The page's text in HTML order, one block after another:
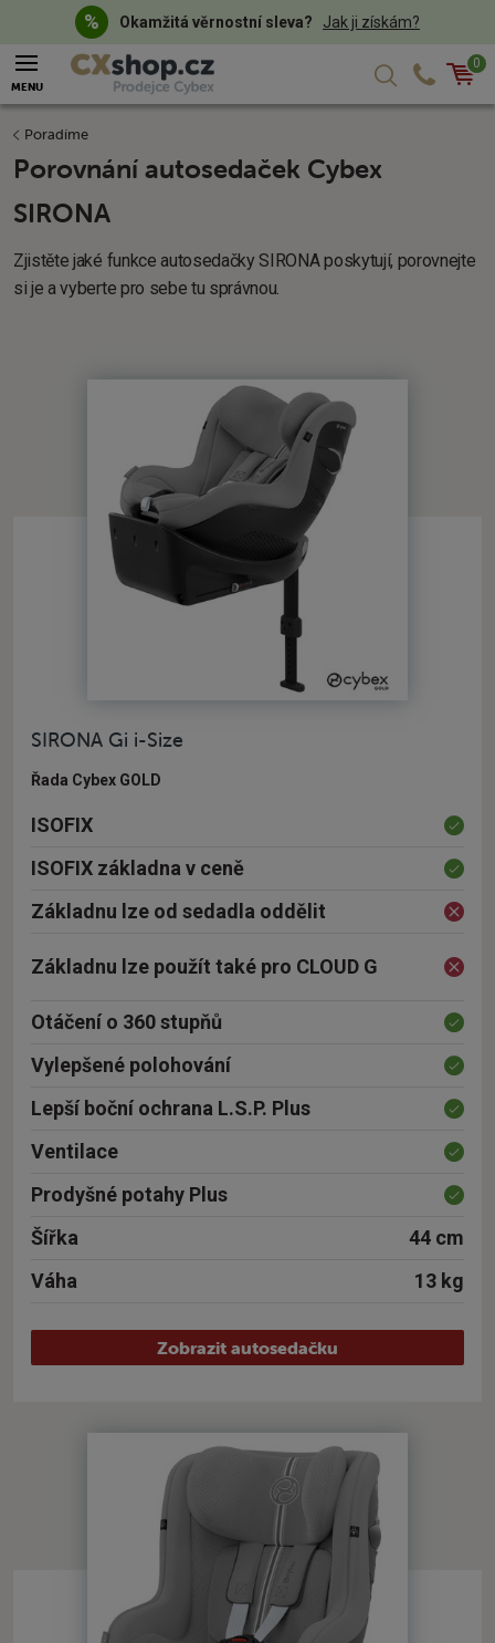
Okamžitá věrnostní sleva? Jak ji získám?
Košík
0
MENU
Poradíme
Porovnání autosedaček Cybex
SIRONA
Zjistěte jaké funkce autosedačky SIRONA poskytují, porovnejte
si je a vyberte pro sebe tu správnou.
SIRONA Gi i-Size
Řada Cybex GOLD
ISOFIX
ISOFIX základna v ceně
Základnu lze od sedadla oddělit
Základnu lze použít také pro CLOUD G
Otáčení o 360 stupňů
Vylepšené polohování
Lepší boční ochrana L.S.P. Plus
Ventilace
Prodyšné potahy Plus
Šířka
44 cm
Váha
13 kg
Zobrazit autosedačku